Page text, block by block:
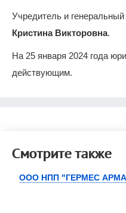
Учредитель и
Кристина Викторовна.
На 25 января 2024 года
действующим.
Смотрите также
ООО НПП "ГЕРМЕС